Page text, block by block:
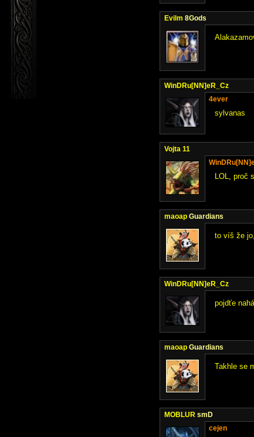
Evilm 8Gods
WinDRu[NN]eR_Cz
4ever
sylvanas
Vojta 11
LOL, proč
maoap Guardians
to víš že
WinDRu[NN]eR_Cz
pojdťe
maoap Guardians
Takhle se
MOBLUR smD
cejen